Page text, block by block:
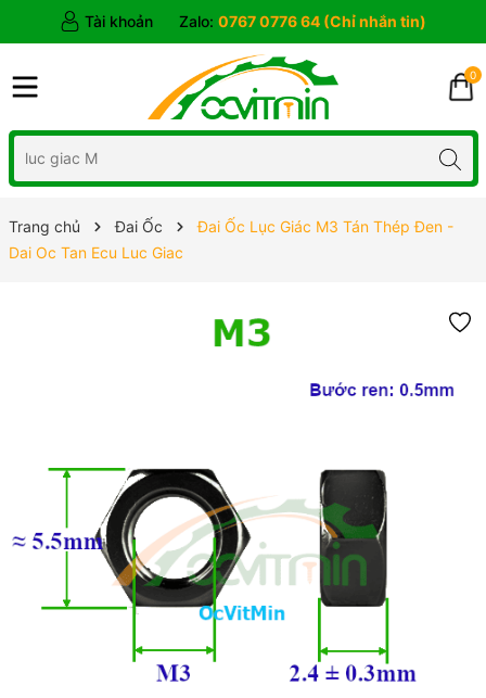
Tài khoản Zalo: 0767 0776 64 (Chỉ nhắn tin)
0
Trang chủ Đai Ốc
Đai Ốc Lục Giác M3 Tán Thép Đen -
Dai Oc Tan Ecu Luc Giac